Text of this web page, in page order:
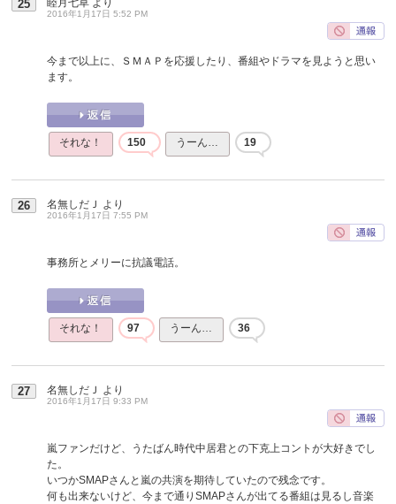
25
2016年1月17日 5:52 PM
今まで以上に、ＳＭＡＰを応援したり、番組やドラマを見ようと思い
ます。
それな！ 150 うーん… 19
26 名無しだＪ より
2016年1月17日 7:55 PM
事務所とメリーに抗議電話。
それな！ 97 うーん… 36
27 名無しだＪ より
2016年1月17日 9:33 PM
嵐ファンだけど、うたばん時代中居君との下克上コントが大好きでし
た。
いつかSMAPさんと嵐の共演を期待していたので残念です。
何も出来ないけど、今まで通りSMAPさんが出てる番組は見るし音楽